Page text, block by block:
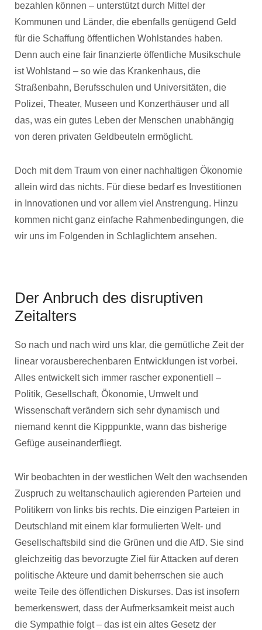
bezahlen können – unterstützt durch Mittel der
Kommunen und Länder, die ebenfalls genügend Geld
für die Schaffung öffentlichen Wohlstandes haben.
Denn auch eine fair finanzierte öffentliche Musikschule
ist Wohlstand – so wie das Krankenhaus, die
Straßenbahn, Berufsschulen und Universitäten, die
Polizei, Theater, Museen und Konzerthäuser und all
das, was ein gutes Leben der Menschen unabhängig
von deren privaten Geldbeuteln ermöglicht.
Doch mit dem Traum von einer nachhaltigen Ökonomie
allein wird das nichts. Für diese bedarf es Investitionen
in Innovationen und vor allem viel Anstrengung. Hinzu
kommen nicht ganz einfache Rahmenbedingungen, die
wir uns im Folgenden in Schlaglichtern ansehen.
Der Anbruch des disruptiven
Zeitalters
So nach und nach wird uns klar, die gemütliche Zeit der
linear vorausberechenbaren Entwicklungen ist vorbei.
Alles entwickelt sich immer rascher exponentiell –
Politik, Gesellschaft, Ökonomie, Umwelt und
Wissenschaft verändern sich sehr dynamisch und
niemand kennt die Kipppunkte, wann das bisherige
Gefüge auseinanderfliegt.
Wir beobachten in der westlichen Welt den wachsenden
Zuspruch zu weltanschaulich agierenden Parteien und
Politikern von links bis rechts. Die einzigen Parteien in
Deutschland mit einem klar formulierten Welt- und
Gesellschaftsbild sind die Grünen und die AfD. Sie sind
gleichzeitig das bevorzugte Ziel für Attacken auf deren
politische Akteure und damit beherrschen sie auch
weite Teile des öffentlichen Diskurses. Das ist insofern
bemerkenswert, dass der Aufmerksamkeit meist auch
die Sympathie folgt – das ist ein altes Gesetz der